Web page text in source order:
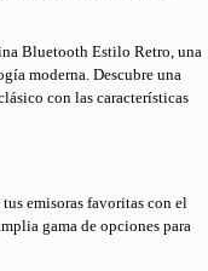
Bluetooth Estilo Retro, una
moderna. Descubre una
con las características
emisoras favoritas con el
gama de opciones para